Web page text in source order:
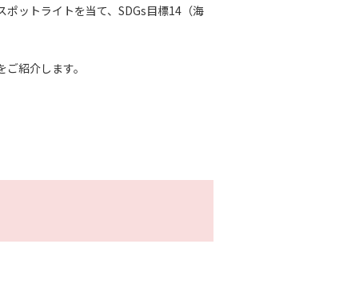
ットライトを当て、SDGs目標14（海
紹介します。